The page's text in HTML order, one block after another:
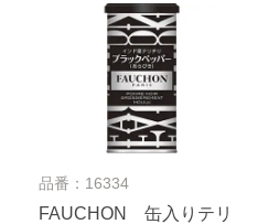
品番：16334
FAUCHON 缶入りテリ